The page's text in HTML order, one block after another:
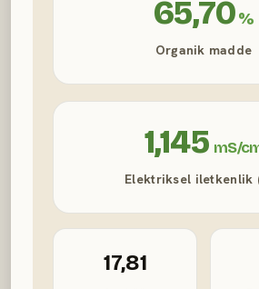
65,70%
Organik madde
1,145 mS/
Elektriksel iletkenlik
17,81